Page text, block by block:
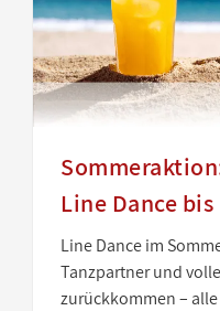
Line Dance
Line Dance im
Tanzpartner und
zurückkommen –